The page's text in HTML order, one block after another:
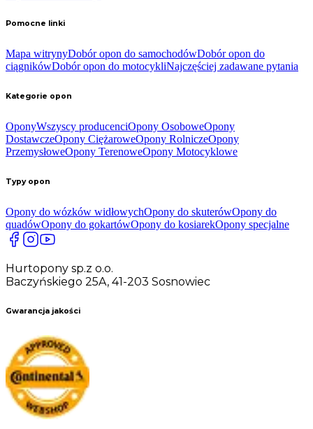
Pomocne linki
Mapa witrynyDobór opon do samochodówDobór opon do
ciągnikówDobór opon do motocykliNajczęściej zadawane pytania
Kategorie opon
OponyWszyscy producenciOpony OsoboweOpony
DostawczeOpony CiężaroweOpony RolniczeOpony
PrzemysłoweOpony TerenoweOpony Motocyklowe
Typy opon
Opony do wózków widłowychOpony do skuterówOpony do
quadówOpony do gokartówOpony do kosiarekOpony specjalne
Hurtopony sp.z o.o.
Baczyńskiego 25A, 41-203 Sosnowiec
Gwarancja jakości